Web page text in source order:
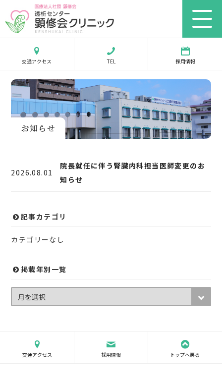
交通アクセス TEL 採用情報
お知らせ
2026.08.01
院長就任に伴う腎臓内科担当医師変更のお
知らせ
記事カテゴリ
カテゴリーなし
掲載年別一覧
交通アクセス 採用情報 トップへ戻る